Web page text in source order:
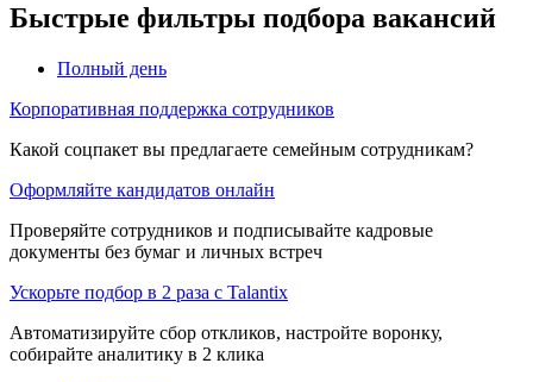
Быстрые фильтры подбора вакансий
Полный день
Корпоративная поддержка сотрудников
Какой соцпакет вы предлагаете семейным сотрудникам?
Оформляйте кандидатов онлайн
Проверяйте сотрудников и подписывайте кадровые
документы без бумаг и личных встреч
Ускорьте подбор в 2 раза с Talantix
Автоматизируйте сбор откликов, настройте воронку,
собирайте аналитику в 2 клика